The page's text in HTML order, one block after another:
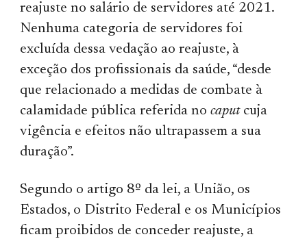
reajuste no salário de servidores até 2021.
Nenhuma categoria de servidores foi
excluída dessa vedação ao reajuste, à
exceção dos profissionais da saúde, “desde
que relacionado a medidas de combate à
calamidade pública referida nocaputcuja
vigência e efeitos não ultrapassem a sua
duração”.
Segundo o artigo 8º da lei, a União, os
Estados, o Distrito Federal e os Municípios
ficam proibidos de conceder reajuste, a